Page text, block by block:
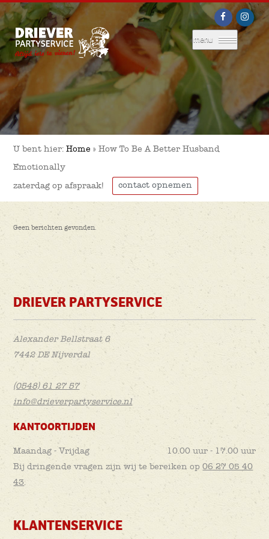
menu
U bent hier:Home »How To Be A Better Husband
Emotionally
zaterdag op afspraak! contact opnemen
Geen berichten gevonden.
DRIEVER PARTYSERVICE
Alexander Bellstraat 6
7442 DE Nijverdal
(0548) 61 27 57
info@drieverpartyservice.nl
KANTOORTIJDEN
Maandag - Vrijdag
10.00 uur - 17.00 uur
Bij dringende vragen zijn wij te bereiken op06 27 05 40
43.
KLANTENSERVICE